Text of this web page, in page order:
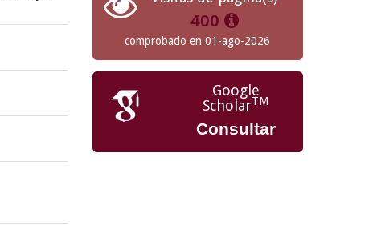
400
comprobado en 01-ago-2026
Google
ScholarTM
Consultar